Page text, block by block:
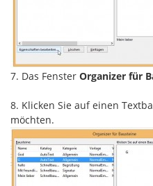
7. Das Fenster Organizer für
8. Klicken Sie auf einen
möchten.